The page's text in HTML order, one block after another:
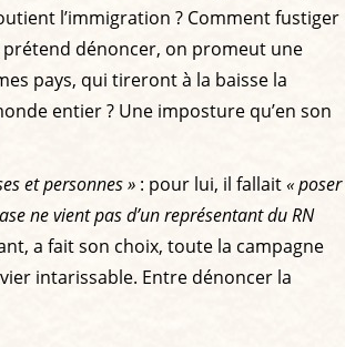
l’immigration ? Comment fustiger
prétend dénoncer, on promeut une
pays, qui tireront à la baisse la
entier ? Une imposture qu’en son
et personnes » : pour lui, il fallait« poser
ne vient pas d’un représentant du RN
a fait son choix, toute la campagne
intarissable. Entre dénoncer la